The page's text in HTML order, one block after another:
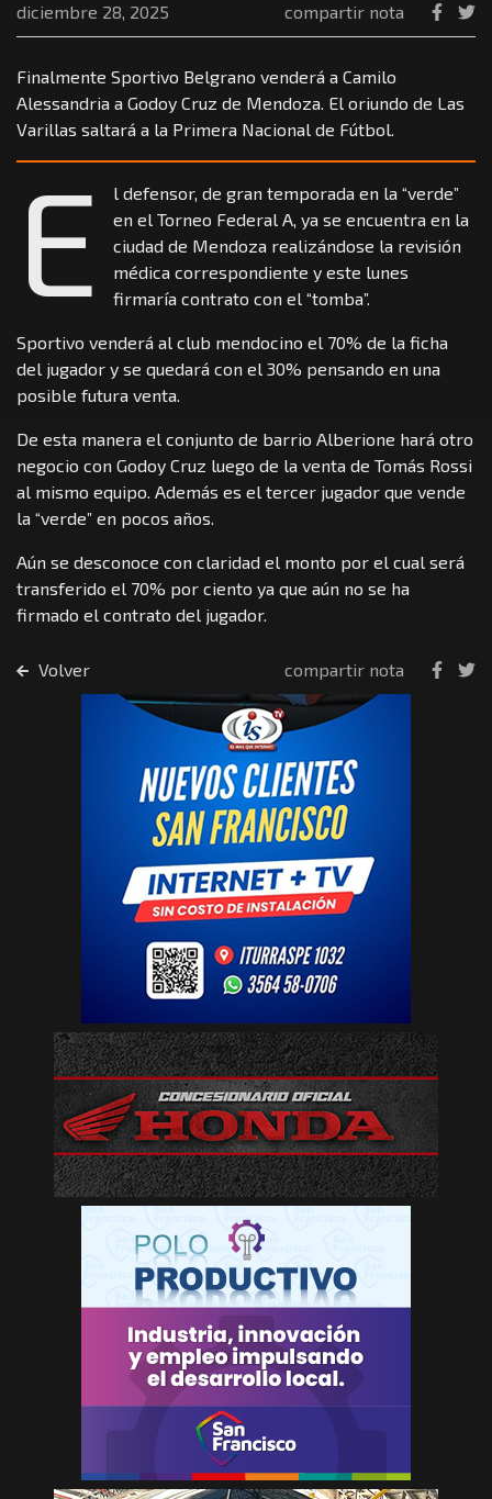
diciembre 28, 2025 compartir nota
Finalmente Sportivo Belgrano venderá a Camilo
Alessandria a Godoy Cruz de Mendoza. El oriundo de Las
Varillas saltará a la Primera Nacional de Fútbol.
E
l defensor, de gran temporada en la “verde”
en el Torneo Federal A, ya se encuentra en la
ciudad de Mendoza realizándose la revisión
médica correspondiente y este lunes
firmaría contrato con el “tomba”.
Sportivo venderá al club mendocino el 70% de la ficha
del jugador y se quedará con el 30% pensando en una
posible futura venta.
De esta manera el conjunto de barrio Alberione hará otro
negocio con Godoy Cruz luego de la venta de Tomás Rossi
al mismo equipo. Además es el tercer jugador que vende
la “verde” en pocos años.
Aún se desconoce con claridad el monto por el cual será
transferido el 70% por ciento ya que aún no se ha
firmado el contrato del jugador.
Volver compartir nota